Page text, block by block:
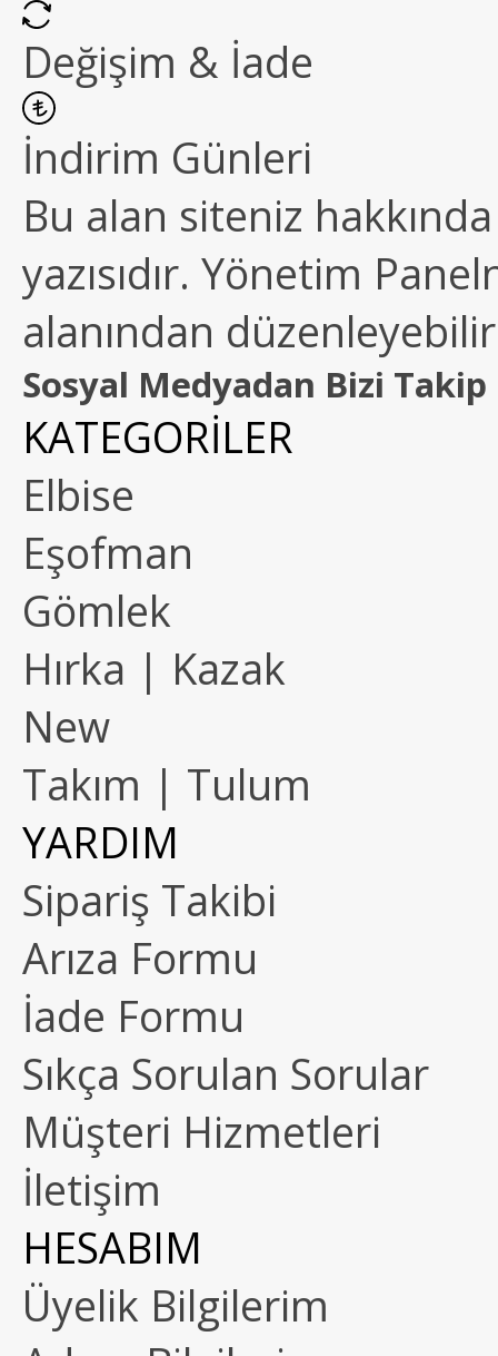
Değişim & İade
İndirim Günleri
Bu alan siteniz
yazısıdır. Yönetim
alanından
Sosyal Medyadan Bizi Takip
KATEGORİLER
Elbise
Eşofman
Gömlek
Hırka | Kazak
New
Takım | Tulum
YARDIM
Sipariş Takibi
Arıza Formu
İade Formu
Sıkça Sorulan Sorular
Müşteri Hizmetleri
İletişim
HESABIM
Üyelik Bilgilerim